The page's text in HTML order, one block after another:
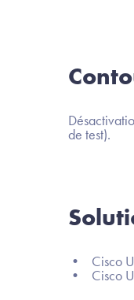
de test).
• Cisco
• Cisco